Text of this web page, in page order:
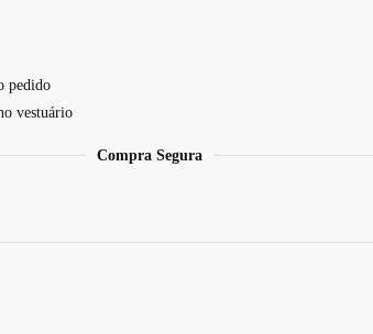
pedido
vestuário
Compra Segura